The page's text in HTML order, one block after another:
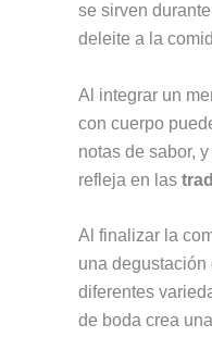
se sirven
deleite a la
Al integrar un
con cuerpo
notas de sabor,
refleja en las
Al finalizar la
una
diferentes
de boda crea